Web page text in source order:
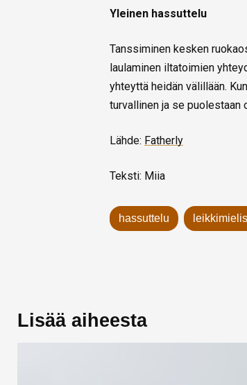
Yleinen hassuttelu
Tanssiminen kesken
laulaminen iltatoimien
yhteyttä heidän välillään.
turvallinen ja se puolestaan
Lähde: Fatherly
Teksti: Miia
hassuttelu
Lisää aiheesta